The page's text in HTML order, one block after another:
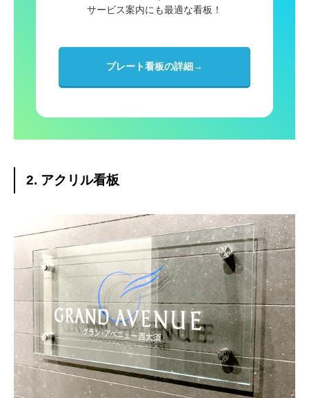
3Mペイントフィルム施工
ステンレス切文字
カルプ文字製作
アルミ複合板・形状カット販売
看板の種類をまとめて解説！
良くあるご質問
運営会社概要
お問い合わせ
サービス案内にも最適な看板！
プレート看板の詳細→
2. アクリル看板